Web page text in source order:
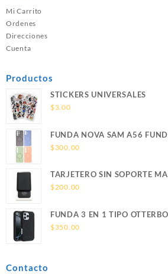
Mi Carrito
Ordenes
Direcciones
Cuenta
Productos
STICKERS UNIVERSALES
$3.00
FUNDA NOVA SAM A56
SOPORTE MAGNETICO
$300.00
TARJETERO SIN SOPORTE
LEATHER WALLET MAGSAFE
$200.00
FUNDA 3 EN 1 TIPO
S26 ULTRA SAMSUNG S26
$350.00
Contacto